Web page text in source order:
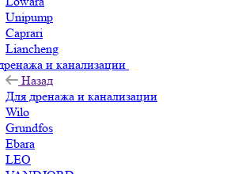
Unipump
Caprari
Liancheng
и канализации
Назад
Для дренажа и канализации
Wilo
Grundfos
Ebara
LEO